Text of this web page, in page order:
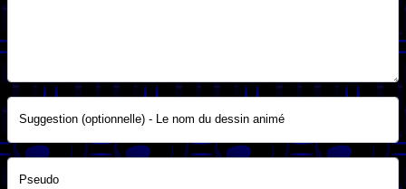
Suggestion (optionnelle) - Le nom du dessin animé
Pseudo